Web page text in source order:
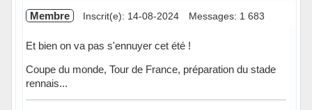
Membre Inscrit(e): 14-08-2024 Messages: 1 683
Et bien on va pas s'ennuyer cet été !
Coupe du monde, Tour de France, préparation du stade
rennais...